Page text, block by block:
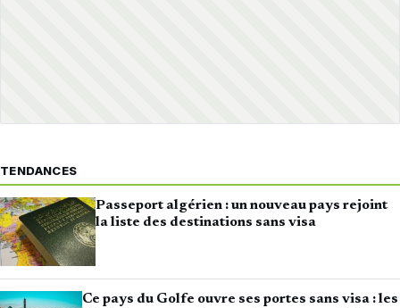
TENDANCES
Passeport algérien : un nouveau pays rejoint
la liste des destinations sans visa
Ce pays du Golfe ouvre ses portes sans visa : les